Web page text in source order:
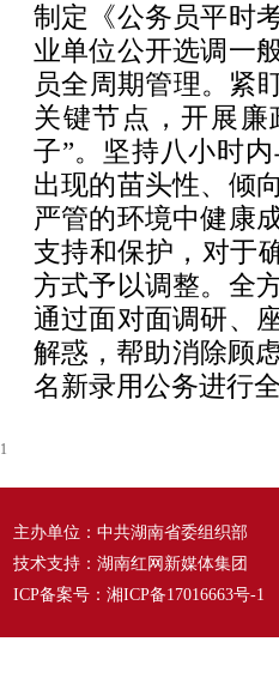
制定《公务员平时
业单位公开选调一
员全周期管理。紧
关键节点，开展
子”。坚持八小时
出现的苗头性、倾
严管的环境中健康
支持和保护，对于
方式予以调整。全
通过面对面调研、
解惑，帮助消除顾
名新录用公务进行
1
主办单位：中共湖南省委组织部
技术支持：湖南红网新媒体集团
ICP备案号： 湘ICP备17016663号-1